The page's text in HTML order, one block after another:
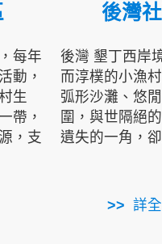
每年
動，
生
帶，
，支
後灣
後灣 墾丁西岸
而淳樸的小漁
弧形沙灘、悠
圍，與世隔絕
遺失的一角，
詳